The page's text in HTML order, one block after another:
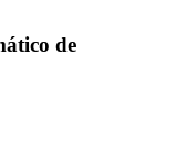
de